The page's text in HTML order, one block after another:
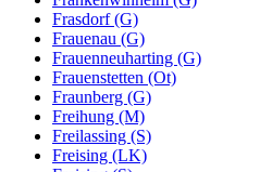
Frasdorf (G)
Frauenau (G)
Frauenneuharting (G)
Frauenstetten (Ot)
Fraunberg (G)
Freihung (M)
Freilassing (S)
Freising (LK)